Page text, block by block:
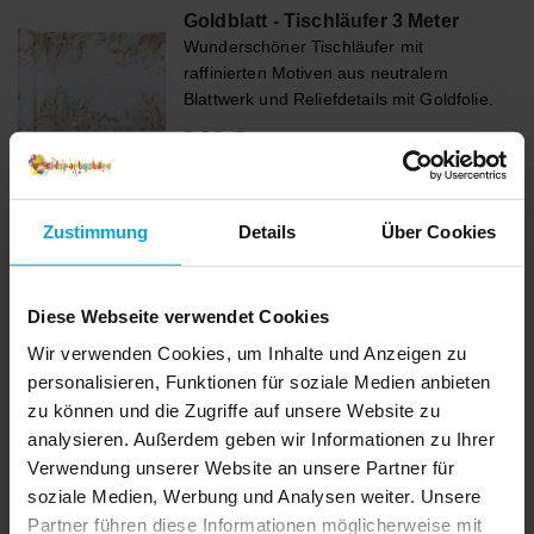
Zustimmung Details Über Cookies
Diese Webseite verwendet Cookies
Wir verwenden Cookies, um Inhalte und Anzeigen zu
personalisieren, Funktionen für soziale Medien anbieten
zu können und die Zugriffe auf unsere Website zu
analysieren. Außerdem geben wir Informationen zu Ihrer
Verwendung unserer Website an unsere Partner für
soziale Medien, Werbung und Analysen weiter. Unsere
Partner führen diese Informationen möglicherweise mit
Goldblatt - Tischläufer 3 Meter
Wunderschöner Tischläufer mit
raffinierten Motiven aus neutralem
Blattwerk und Reliefdetails mit Goldfolie.
für eine feinere Veranstaltung oder Party.
Diese Tischläufer kommt in einer
praktischen Rolle und ist 28 cm breit und
3 Meter lang. Das Material ist 100%
Preis:9,90 €
9,90 €